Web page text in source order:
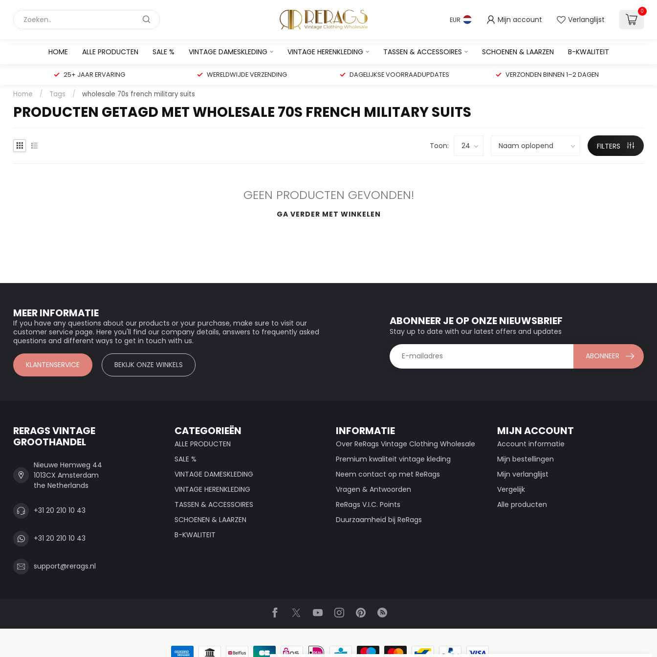
EUR Mijn account Verlanglijst
0
HOME ALLE PRODUCTEN SALE % VINTAGE DAMESKLEDING VINTAGE HERENKLEDING TASSEN & ACCESSOIRES SCHOENEN & LAARZEN B-KWALITEIT
25+ JAAR ERVARING WERELDWIJDE VERZENDING DAGELIJKSE VOORRAADUPDATES VERZONDEN BINNEN 1–2 DAGEN
Home / Tags / wholesale 70s french military suits
PRODUCTEN GETAGD MET WHOLESALE 70S FRENCH MILITARY SUITS
Toon: FILTERS
GEEN PRODUCTEN GEVONDEN!
GA VERDER MET WINKELEN
MEER INFORMATIE
If you have any questions about our products or your purchase, make sure to visit our
customer service page. Here you'll find our company details, answers to frequently asked
questions and different ways to get in touch with us.
KLANTENSERVICE BEKIJK ONZE WINKELS
ABONNEER JE OP ONZE NIEUWSBRIEF
Stay up to date with our latest offers and updates
ABONNEER
RERAGS VINTAGE
GROOTHANDEL
Nieuwe Hemweg 44
1013CX Amsterdam
the Netherlands
+31 20 210 10 43
+31 20 210 10 43
support@rerags.nl
CATEGORIEËN
ALLE PRODUCTEN
SALE %
VINTAGE DAMESKLEDING
VINTAGE HERENKLEDING
TASSEN & ACCESSOIRES
SCHOENEN & LAARZEN
B-KWALITEIT
INFORMATIE
Over ReRags Vintage Clothing Wholesale
Premium kwaliteit vintage kleding
Neem contact op met ReRags
Vragen & Antwoorden
ReRags V.I.C. Points
Duurzaamheid bij ReRags
MIJN ACCOUNT
Account informatie
Mijn bestellingen
Mijn verlanglijst
Vergelijk
Alle producten